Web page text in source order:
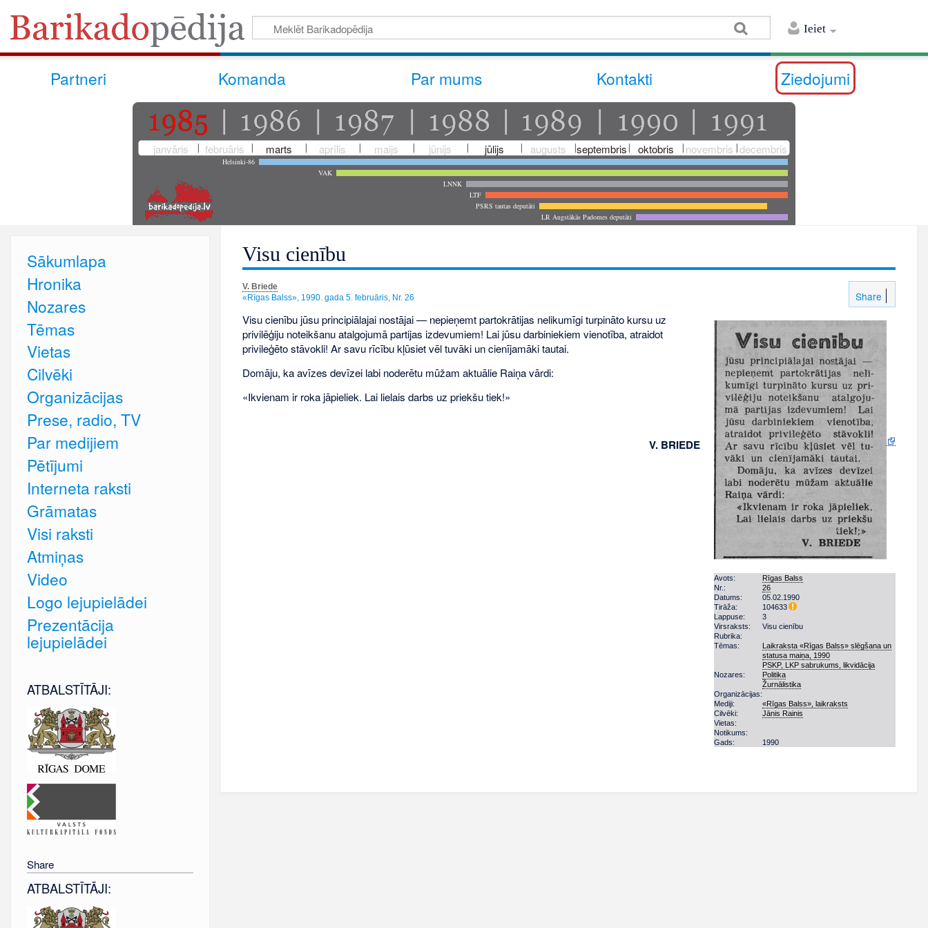
Ieiet
Partneri Komanda Par mums Kontakti Ziedojumi
janvāris februāris marts aprīlis maijs jūnijs jūlijs augusts septembris oktobris novembris decembris
Helsinki-86
VAK
LNNK
LTF
PSRS tautas deputāti
LR Augstākās Padomes deputāti
Visu cienību
Share
V. Briede
«Rīgas Balss», 1990. gada 5. februāris, Nr. 26
Avots:
Rīgas Balss
Nr.:
26
Datums:
05.02.1990
Tirāža:
104633
Lappuse:
3
Virsraksts:
Visu cienību
Rubrika:
Tēmas:
Laikraksta «Rīgas Balss» slēgšana un
statusa maiņa, 1990
PSKP, LKP sabrukums, likvidācija
Nozares:
Politika
Žurnālistika
Organizācijas:
Mediji:
«Rīgas Balss», laikraksts
Cilvēki:
Jānis Rainis
Vietas:
Notikums:
Gads:
1990
Visu cienību jūsu principiālajai nostājai — nepieņemt partokrātijas nelikumīgi turpināto kursu uz
privilēģiju noteikšanu atalgojumā partijas izdevumiem! Lai jūsu darbiniekiem vienotība, atraidot
privileģēto stāvokli! Ar savu rīcību kļūsiet vēl tuvāki un cienījamāki tautai.
Domāju, ka avīzes devīzei labi noderētu mūžam aktuālie Raiņa vārdi:
«Ikvienam ir roka jāpieliek. Lai lielais darbs uz priekšu tiek!»
V. BRIEDE
Sākumlapa
Hronika
Nozares
Tēmas
Vietas
Cilvēki
Organizācijas
Prese, radio, TV
Par medijiem
Pētījumi
Interneta raksti
Grāmatas
Visi raksti
Atmiņas
Video
Logo lejupielādei
Prezentācija
lejupielādei
ATBALSTĪTĀJI:
Share
ATBALSTĪTĀJI: